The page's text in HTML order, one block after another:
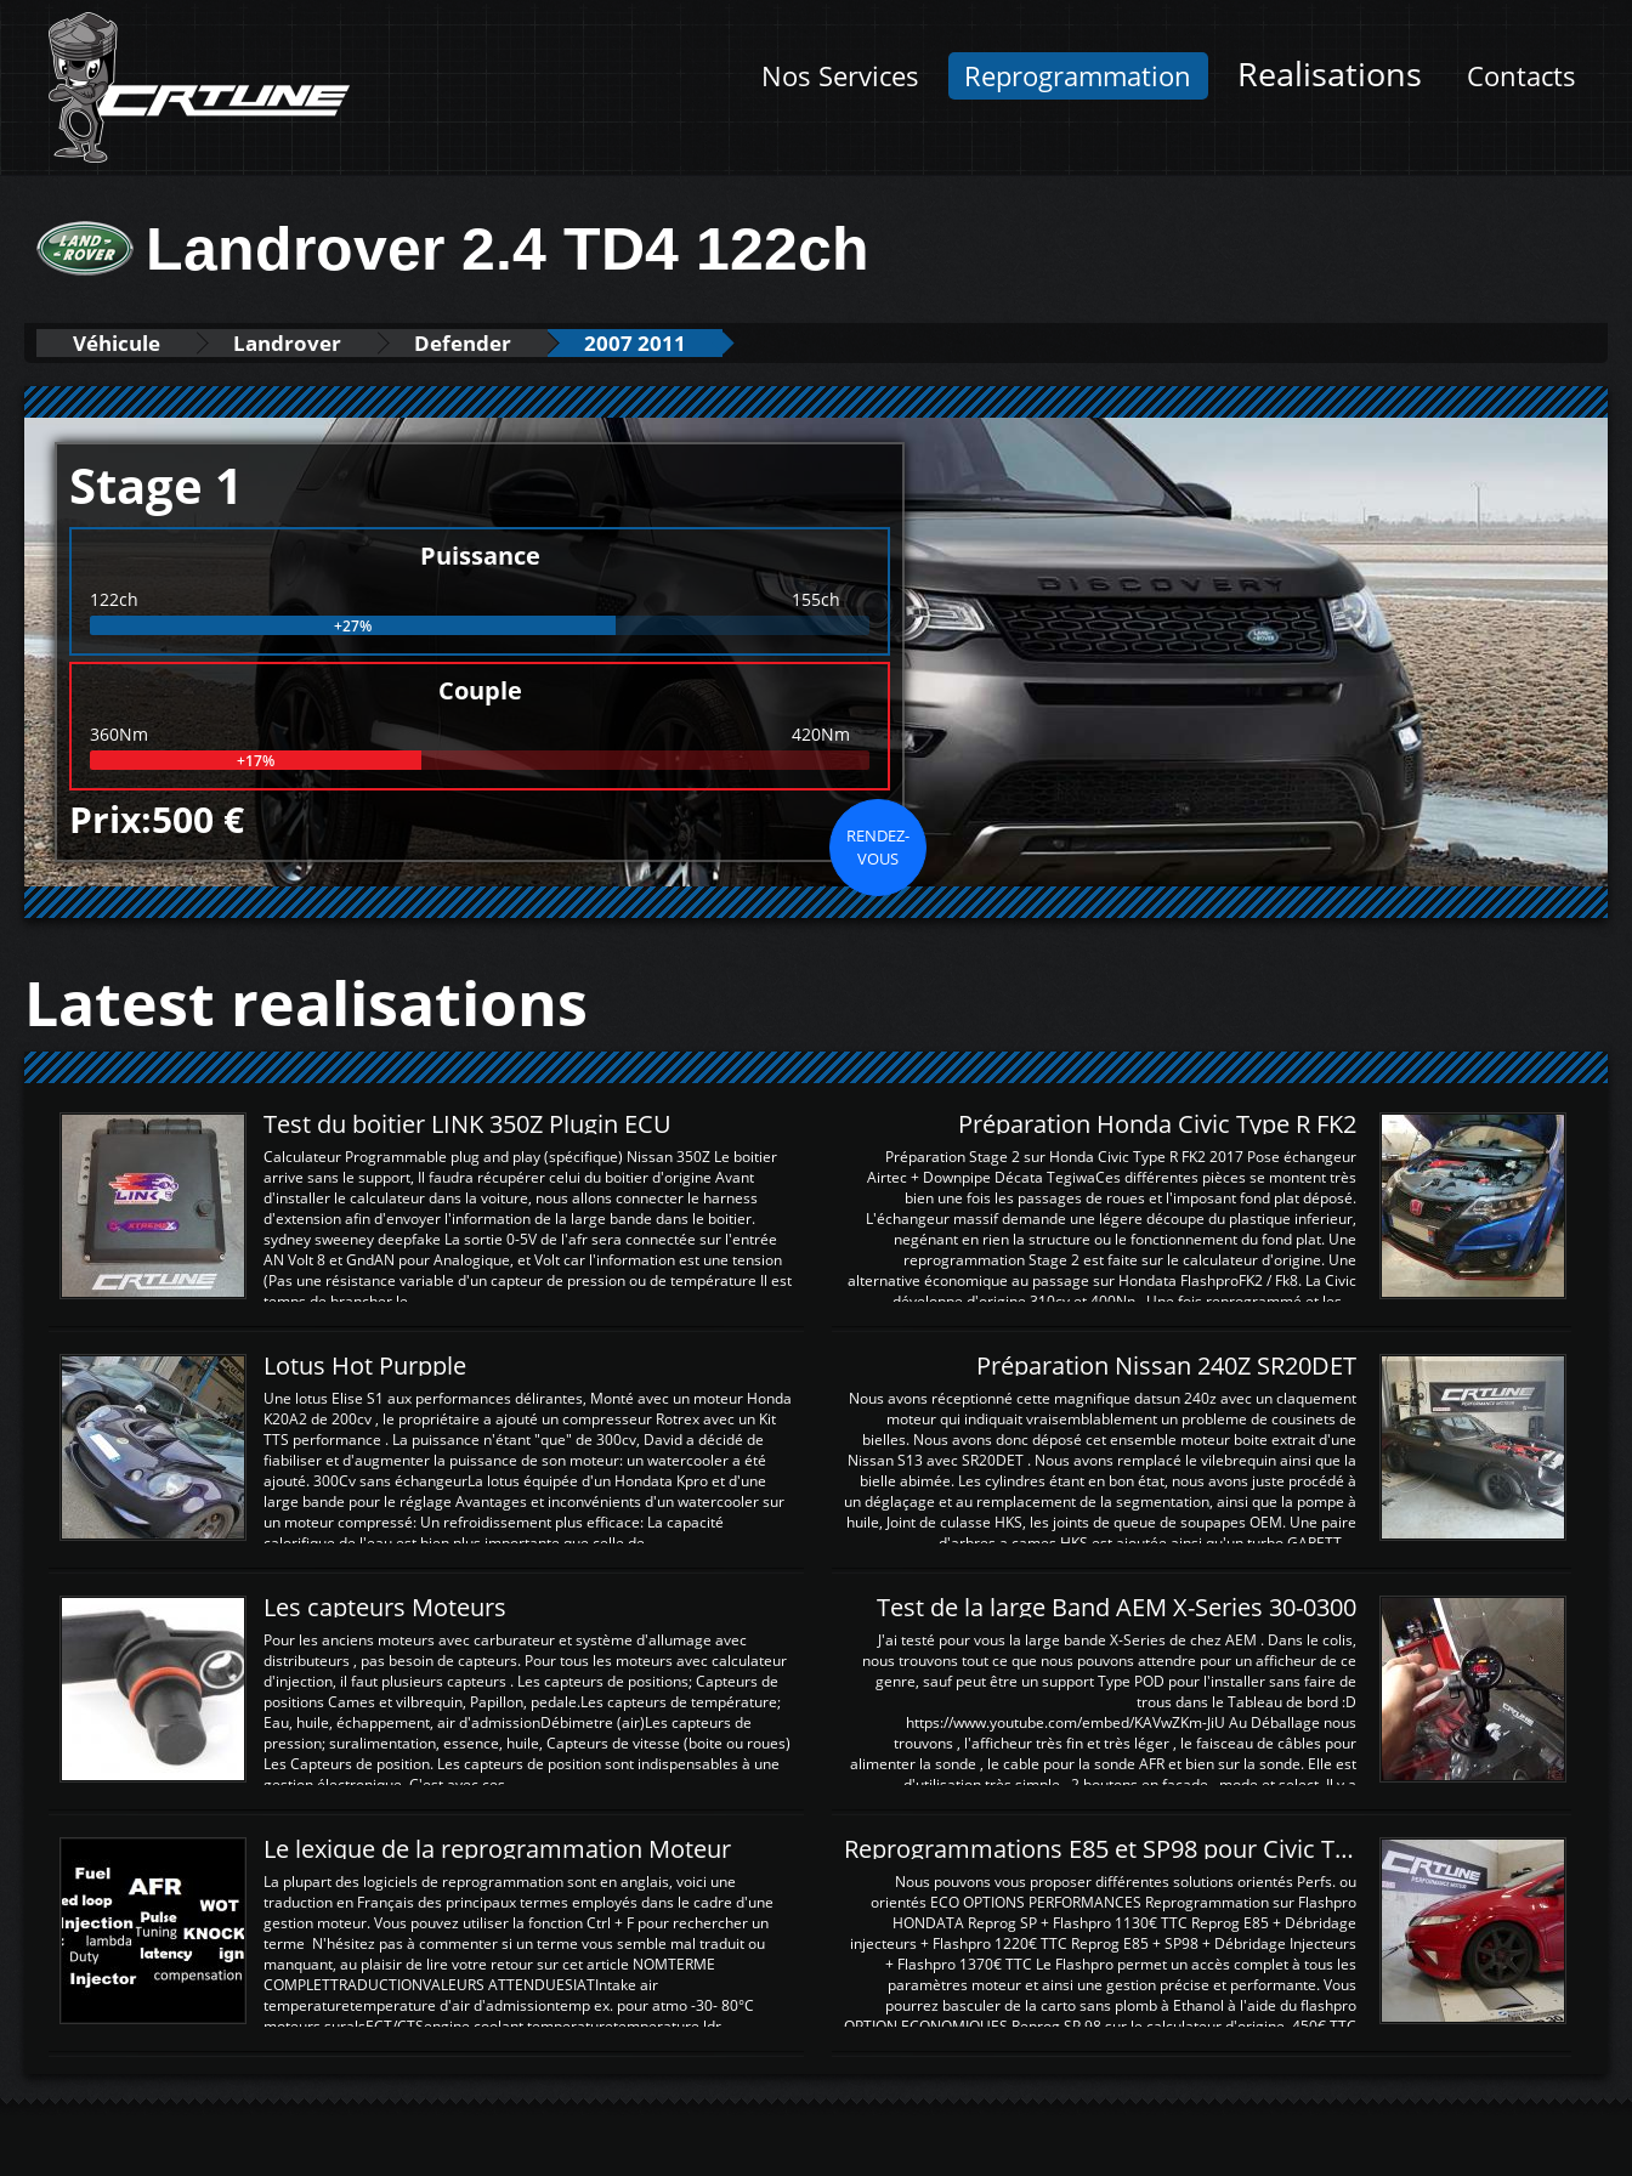
Nos Services Reprogrammation Realisations Contacts
Landrover 2.4 TD4 122ch
Véhicule Landrover Defender 2007 2011
Stage 1
Puissance
122ch 155ch
+27%
Couple
360Nm 420Nm
+17%
Prix:500 €
RENDEZ-
VOUS
Latest realisations
Test du boitier LINK 350Z Plugin ECU
Calculateur Programmable plug and play (spécifique) Nissan 350Z Le boitier
arrive sans le support, Il faudra récupérer celui du boitier d'origine Avant
d'installer le calculateur dans la voiture, nous allons connecter le harness
d'extension afin d'envoyer l'information de la large bande dans le boitier.
sydney sweeney deepfake La sortie 0-5V de l'afr sera connectée sur l'entrée
AN Volt 8 et GndAN pour Analogique, et Volt car l'information est une tension
(Pas une résistance variable d'un capteur de pression ou de température Il est
temps de brancher le ...
Préparation Honda Civic Type R FK2
Préparation Stage 2 sur Honda Civic Type R FK2 2017 Pose échangeur
Airtec + Downpipe Décata TegiwaCes différentes pièces se montent très
bien une fois les passages de roues et l'imposant fond plat déposé.
L'échangeur massif demande une légere découpe du plastique inferieur,
negénant en rien la structure ou le fonctionnement du fond plat. Une
reprogrammation Stage 2 est faite sur le calculateur d'origine. Une
alternative économique au passage sur Hondata FlashproFK2 / Fk8. La Civic
développe d'origine 310cv et 400Nn , Une fois reprogrammé et les ...
Lotus Hot Purpple
Une lotus Elise S1 aux performances délirantes, Monté avec un moteur Honda
K20A2 de 200cv , le propriétaire a ajouté un compresseur Rotrex avec un Kit
TTS performance . La puissance n'étant "que" de 300cv, David a décidé de
fiabiliser et d'augmenter la puissance de son moteur: un watercooler a été
ajouté. 300Cv sans échangeurLa lotus équipée d'un Hondata Kpro et d'une
large bande pour le réglage Avantages et inconvénients d'un watercooler sur
un moteur compressé: Un refroidissement plus efficace: La capacité
calorifique de l'eau est bien plus importante que celle de ...
Préparation Nissan 240Z SR20DET
Nous avons réceptionné cette magnifique datsun 240z avec un claquement
moteur qui indiquait vraisemblablement un probleme de cousinets de
bielles. Nous avons donc déposé cet ensemble moteur boite extrait d'une
Nissan S13 avec SR20DET . Nous avons remplacé le vilebrequin ainsi que la
bielle abimée. Les cylindres étant en bon état, nous avons juste procédé à
un déglaçage et au remplacement de la segmentation, ainsi que la pompe à
huile, Joint de culasse HKS, les joints de queue de soupapes OEM. Une paire
d'arbres a cames HKS est ajoutée ainsi qu'un turbo GARETT ...
Les capteurs Moteurs
Pour les anciens moteurs avec carburateur et système d'allumage avec
distributeurs , pas besoin de capteurs. Pour tous les moteurs avec calculateur
d'injection, il faut plusieurs capteurs . Les capteurs de positions; Capteurs de
positions Cames et vilbrequin, Papillon, pedale.Les capteurs de température;
Eau, huile, échappement, air d'admissionDébimetre (air)Les capteurs de
pression; suralimentation, essence, huile, Capteurs de vitesse (boite ou roues)
Les Capteurs de position. Les capteurs de position sont indispensables à une
gestion électronique. C'est avec ces ...
Test de la large Band AEM X-Series 30-0300
J'ai testé pour vous la large bande X-Series de chez AEM . Dans le colis,
nous trouvons tout ce que nous pouvons attendre pour un afficheur de ce
genre, sauf peut être un support Type POD pour l'installer sans faire de
trous dans le Tableau de bord :D
https://www.youtube.com/embed/KAVwZKm-JiU Au Déballage nous
trouvons , l'afficheur très fin et très léger , le faisceau de câbles pour
alimenter la sonde , le cable pour la sonde AFR et bien sur la sonde. Elle est
d'utilisation très simple , 2 boutons en façade , mode et select. Il y a
Le lexique de la reprogrammation Moteur
La plupart des logiciels de reprogrammation sont en anglais, voici une
traduction en Français des principaux termes employés dans le cadre d'une
gestion moteur. Vous pouvez utiliser la fonction Ctrl + F pour rechercher un
terme N'hésitez pas à commenter si un terme vous semble mal traduit ou
manquant, au plaisir de lire votre retour sur cet article NOMTERME
COMPLETTRADUCTIONVALEURS ATTENDUESIATIntake air
temperaturetemperature d'air d'admissiontemp ex. pour atmo -30- 80°C
moteurs suralsECT/CTSengine coolant temperaturetemperature ldr
Reprogrammations E85 et SP98 pour Civic Type R FN2
Nous pouvons vous proposer différentes solutions orientés Perfs. ou
orientés ECO OPTIONS PERFORMANCES Reprogrammation sur Flashpro
HONDATA Reprog SP + Flashpro 1130€ TTC Reprog E85 + Débridage
injecteurs + Flashpro 1220€ TTC Reprog E85 + SP98 + Débridage Injecteurs
+ Flashpro 1370€ TTC Le Flashpro permet un accès complet à tous les
paramètres moteur et ainsi une gestion précise et performante. Vous
pourrez basculer de la carto sans plomb à Ethanol à l'aide du flashpro
OPTION ECONOMIQUES Reprog SP 98 sur le calculateur d'origine 450€ TTC